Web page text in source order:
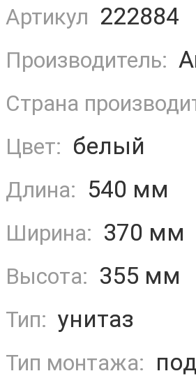
Артикул 222884
Производитель:
Страна
Цвет: белый
Длина: 540 мм
Ширина: 370 мм
Высота: 355 мм
Тип: унитаз
Тип монтажа: